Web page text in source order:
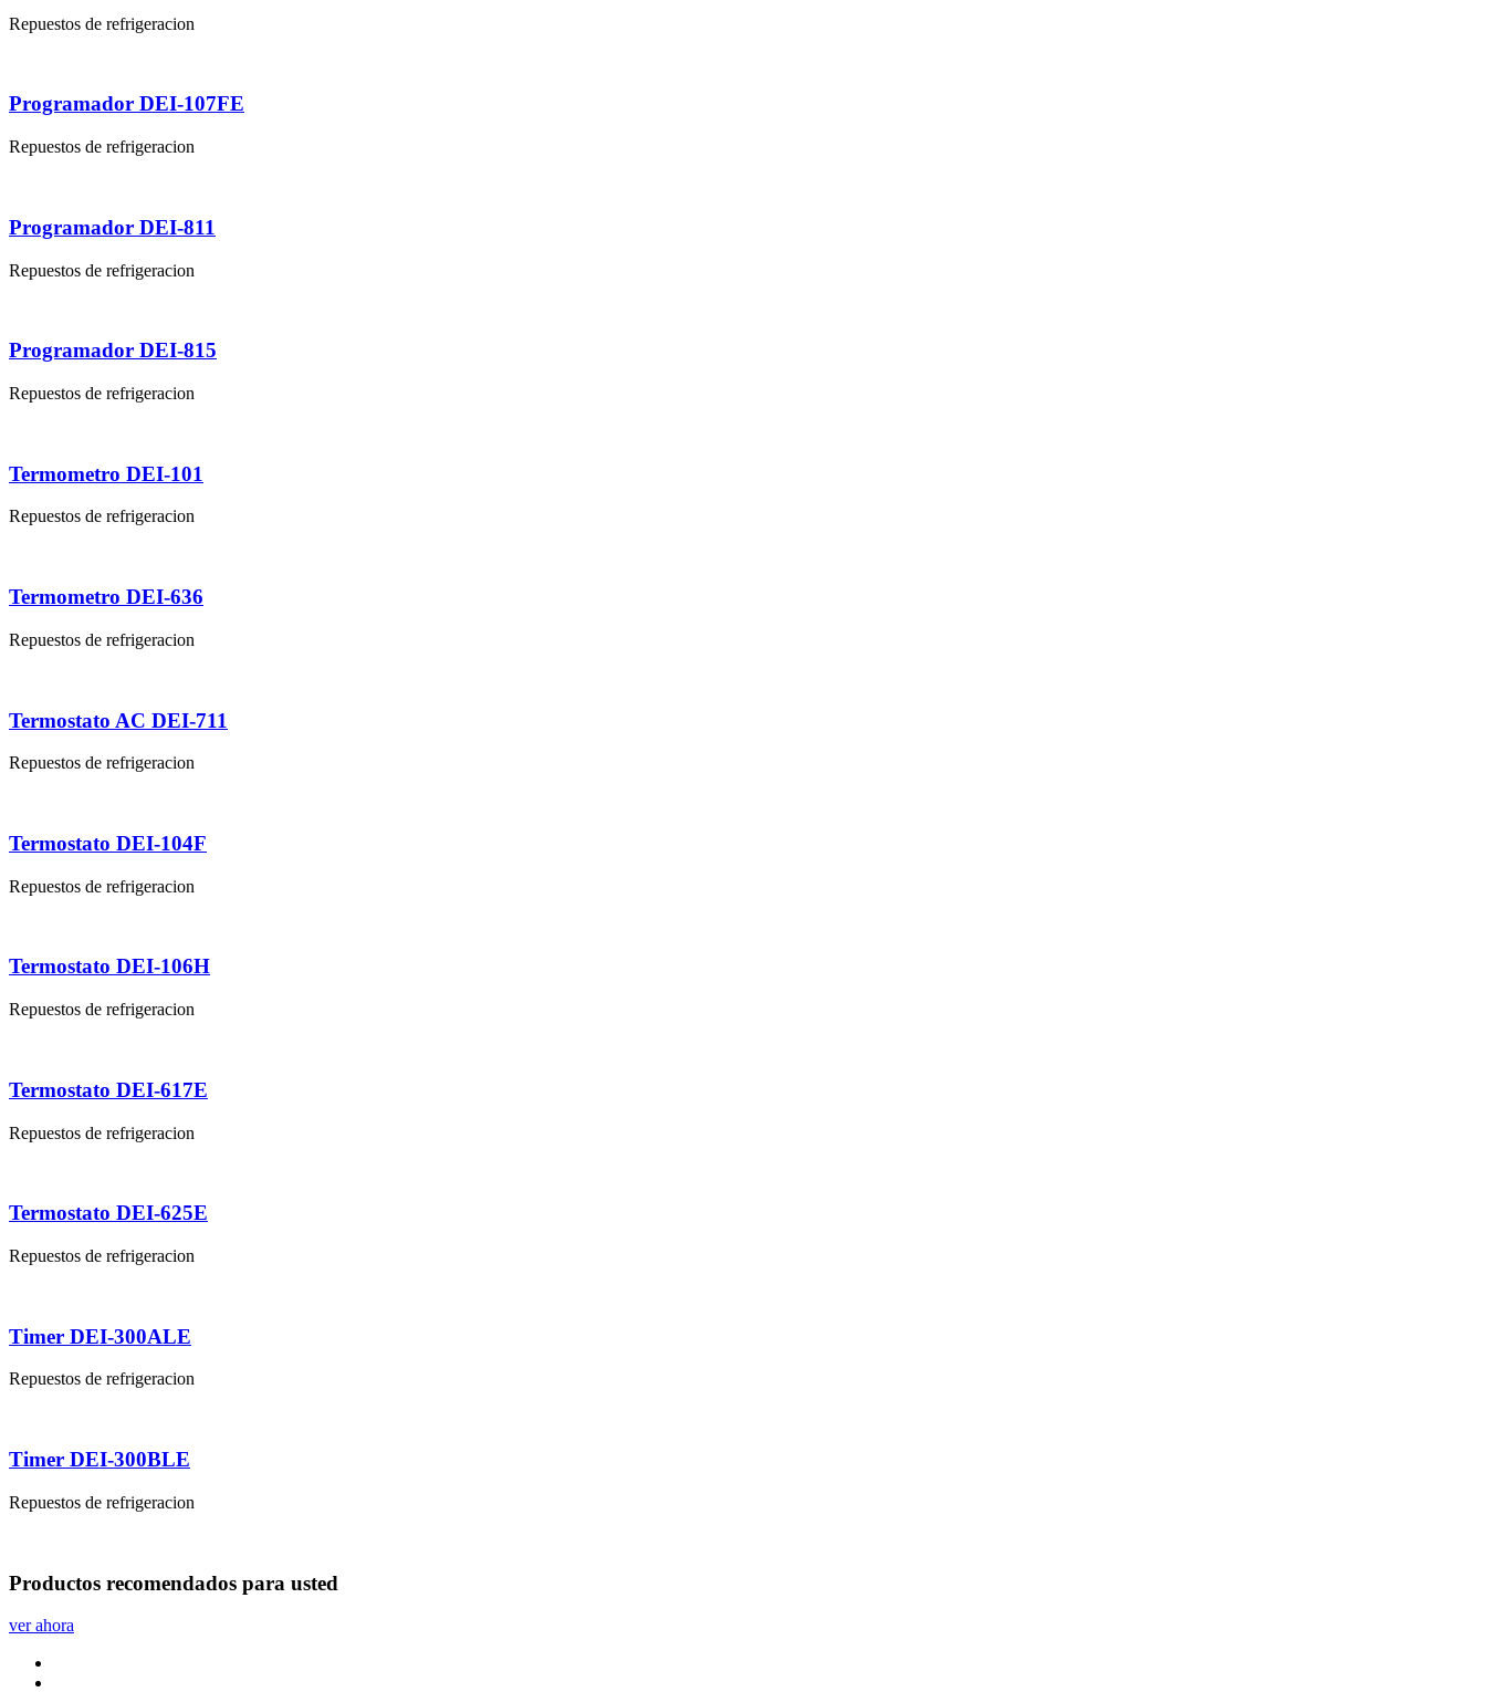
Repuestos de refrigeracion
Programador DEI-107FE
Repuestos de refrigeracion
Programador DEI-811
Repuestos de refrigeracion
Programador DEI-815
Repuestos de refrigeracion
Termometro DEI-101
Repuestos de refrigeracion
Termometro DEI-636
Repuestos de refrigeracion
Termostato AC DEI-711
Repuestos de refrigeracion
Termostato DEI-104F
Repuestos de refrigeracion
Termostato DEI-106H
Repuestos de refrigeracion
Termostato DEI-617E
Repuestos de refrigeracion
Termostato DEI-625E
Repuestos de refrigeracion
Timer DEI-300ALE
Repuestos de refrigeracion
Timer DEI-300BLE
Repuestos de refrigeracion
Productos recomendados para usted
ver ahora